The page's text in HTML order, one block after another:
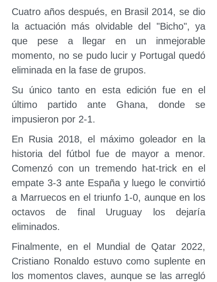
Cuatro años después, en Brasil 2014, se dio
la actuación más olvidable del "Bicho", ya
que pese a llegar en un inmejorable
momento, no se pudo lucir y Portugal quedó
eliminada en la fase de grupos.
Su único tanto en esta edición fue en el
último partido ante Ghana, donde se
impusieron por 2-1.
En Rusia 2018, el máximo goleador en la
historia del fútbol fue de mayor a menor.
Comenzó con un tremendo hat-trick en el
empate 3-3 ante España y luego le convirtió
a Marruecos en el triunfo 1-0, aunque en los
octavos de final Uruguay los dejaría
eliminados.
Finalmente, en el Mundial de Qatar 2022,
Cristiano Ronaldo estuvo como suplente en
los momentos claves, aunque se las arregló